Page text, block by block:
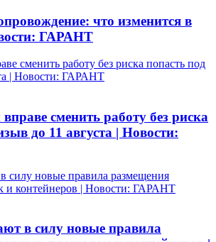
что изменится в
ГАРАНТ
сменить работу без риска попасть под
| Новости: ГАРАНТ
сменить работу без риска
до 11 августа | Новости:
силу новые правила размещения
и контейнеров | Новости: ГАРАНТ
в силу новые правила